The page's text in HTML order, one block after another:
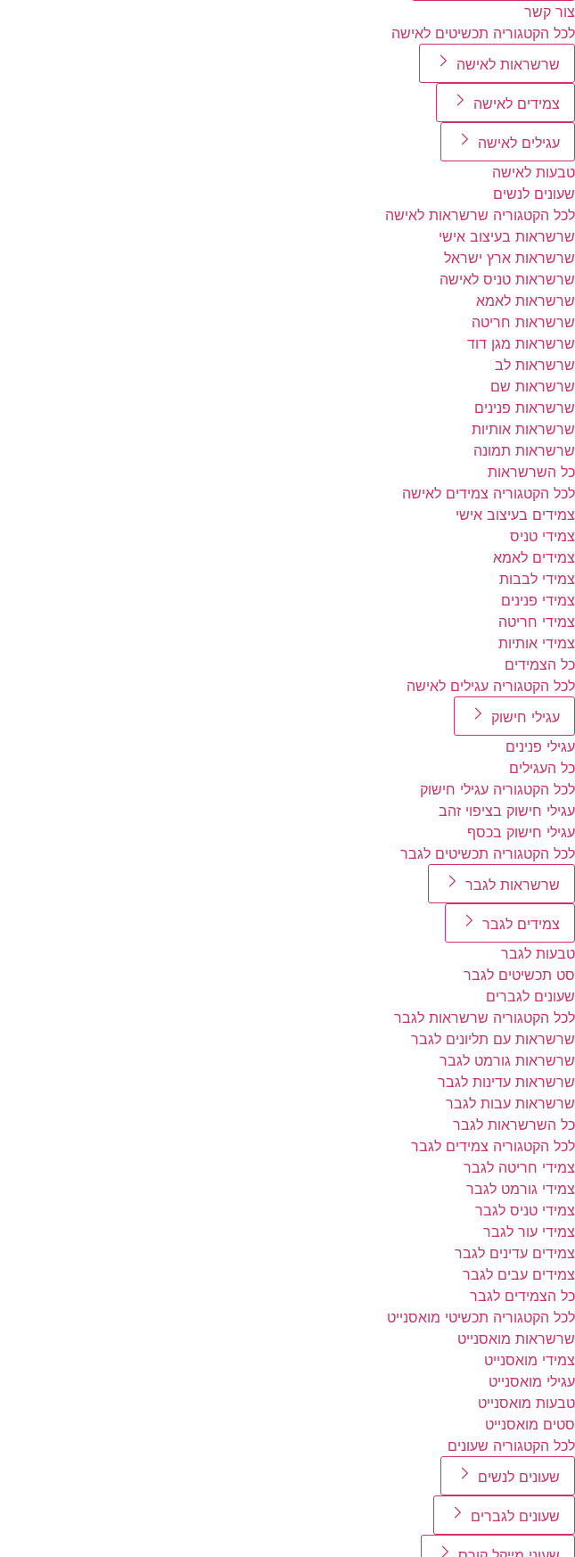
צור קשר
לכל הקטגוריה תכשיטים לאישה
שרשראות לאישה
צמידים לאישה
עגילים לאישה
טבעות לאישה
שעונים לנשים
לכל הקטגוריה שרשראות לאישה
שרשראות בעיצוב אישי
שרשראות ארץ ישראל
שרשראות טניס לאישה
שרשראות לאמא
שרשראות חריטה
שרשראות מגן דוד
שרשראות לב
שרשראות שם
שרשראות פנינים
שרשראות אותיות
שרשראות תמונה
כל השרשראות
לכל הקטגוריה צמידים לאישה
צמידים בעיצוב אישי
צמידי טניס
צמידים לאמא
צמידי לבבות
צמידי פנינים
צמידי חריטה
צמידי אותיות
כל הצמידים
לכל הקטגוריה עגילים לאישה
עגילי חישוק
עגילי פנינים
כל העגילים
לכל הקטגוריה עגילי חישוק
עגילי חישוק בציפוי זהב
עגילי חישוק בכסף
לכל הקטגוריה תכשיטים לגבר
שרשראות לגבר
צמידים לגבר
טבעות לגבר
סט תכשיטים לגבר
שעונים לגברים
לכל הקטגוריה שרשראות לגבר
שרשראות עם תליונים לגבר
שרשראות גורמט לגבר
שרשראות עדינות לגבר
שרשראות עבות לגבר
כל השרשראות לגבר
לכל הקטגוריה צמידים לגבר
צמידי חריטה לגבר
צמידי גורמט לגבר
צמידי טניס לגבר
צמידי עור לגבר
צמידים עדינים לגבר
צמידים עבים לגבר
כל הצמידים לגבר
לכל הקטגוריה תכשיטי מואסנייט
שרשראות מואסנייט
צמידי מואסנייט
עגילי מואסנייט
טבעות מואסנייט
סטים מואסנייט
לכל הקטגוריה שעונים
שעונים לנשים
שעונים לגברים